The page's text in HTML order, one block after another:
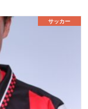
サッカー